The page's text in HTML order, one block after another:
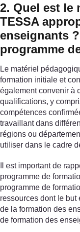
2. Quel est le
TESSA
enseignants
programme
Le matériel
formation initiale et
également convenir à
qualifications, y
compétences
travaillant dans
régions ou
utiliser dans le cadre
Il est important de
programme de
programme de
ressources dont le but
de la formation des
de formation des